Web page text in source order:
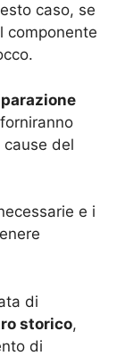
caso, se
componente
del
e i
di
storico,
di